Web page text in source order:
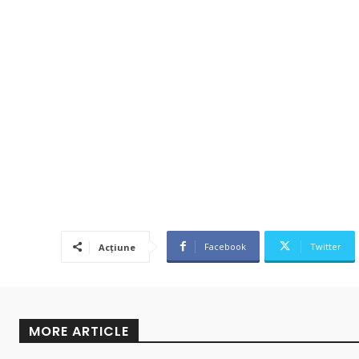
Acțiune Facebook Twitter
MORE ARTICLE